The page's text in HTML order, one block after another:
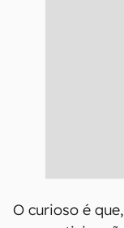
O curioso é